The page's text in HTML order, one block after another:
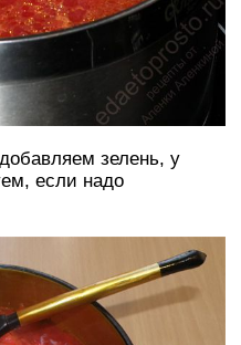
зелень, у
если надо